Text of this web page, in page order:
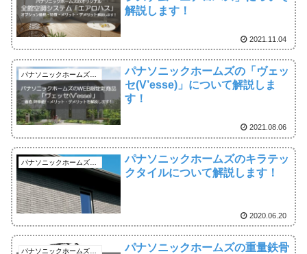
解説します！
2021.11.04
パナソニックホームズの「ヴェッ
セ(V’esse)」について解説しま
す！
2021.08.06
パナソニックホームズの解説ブログ
パナソニックホームズのキラテッ
クタイルについて解説します！
2020.06.20
パナソニックホームズの重量鉄骨